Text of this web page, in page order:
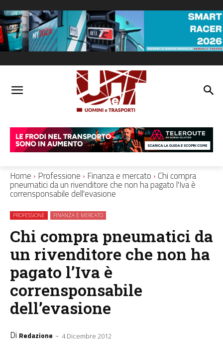
Home Professione Finanza e mercato Chi compra
pneumatici da un rivenditore che non ha pagato l'Iva è
corrensponsabile dell'evasione
PROFESSIONE FINANZA E MERCATO
Chi compra pneumatici da
un rivenditore che non ha
pagato l’Iva è
corrensponsabile
dell’evasione
Di Redazione - 4 Dicembre 2012